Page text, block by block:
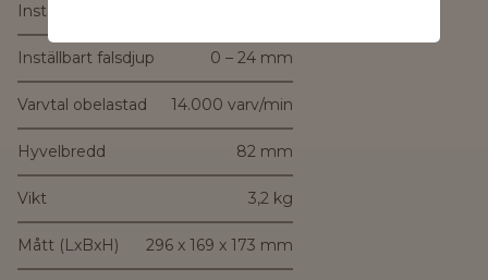
Inställbart spåndjup
Inställbart falsdjup 0 – 24 mm
Varvtal obelastad 14.000 varv/min
Hyvelbredd 82 mm
Vikt 3,2 kg
Mått (LxBxH) 296 x 169 x 173 mm